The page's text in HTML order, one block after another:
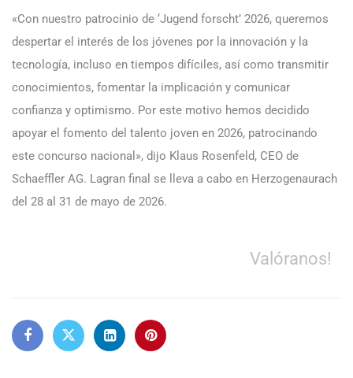
«Con nuestro patrocinio de ‘Jugend forscht’ 2026, queremos
despertar el interés de los jóvenes por la innovación y la
tecnología, incluso en tiempos difíciles, así como transmitir
conocimientos, fomentar la implicación y comunicar
confianza y optimismo. Por este motivo hemos decidido
apoyar el fomento del talento joven en 2026, patrocinando
este concurso nacional», dijo Klaus Rosenfeld, CEO de
Schaeffler AG. Lagran final se lleva a cabo en Herzogenaurach
del 28 al 31 de mayo de 2026.
Valóranos!